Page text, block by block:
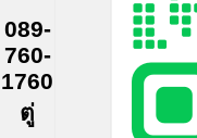
089-
760-
1760
ตู่